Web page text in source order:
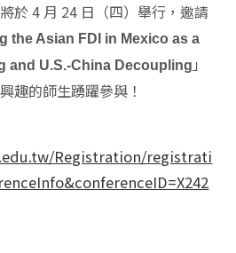
於 4 月 24 日（四）舉行，邀請
the Asian FDI in Mexico as a
and U.S.-China Decoupling 」
趣的師生踴躍參與！
Registration/registrati